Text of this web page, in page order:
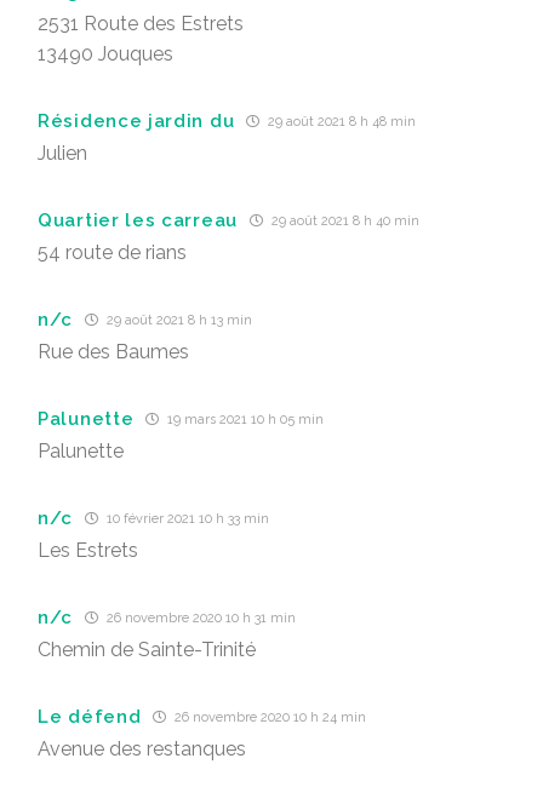
2531 Route des Estrets
13490 Jouques
Résidence jardin du 29 août 2021 8 h 48 min
Julien
Quartier les carreau 29 août 2021 8 h 40 min
54 route de rians
n/c 29 août 2021 8 h 13 min
Rue des Baumes
Palunette 19 mars 2021 10 h 05 min
Palunette
n/c 10 février 2021 10 h 33 min
Les Estrets
n/c 26 novembre 2020 10 h 31 min
Chemin de Sainte-Trinité
Le défend 26 novembre 2020 10 h 24 min
Avenue des restanques